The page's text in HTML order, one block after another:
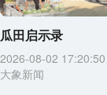
瓜田启示录
2026-08-02 17:20:50
大象新闻